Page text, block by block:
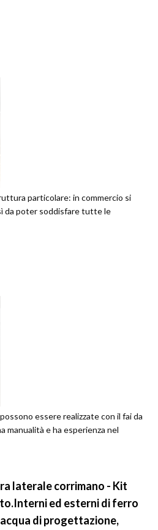
particolare: in commercio si
da poter soddisfare tutte le
essere realizzate con il fai da
manualità e ha esperienza nel
laterale corrimano - Kit
ed esterni di ferro
di progettazione,